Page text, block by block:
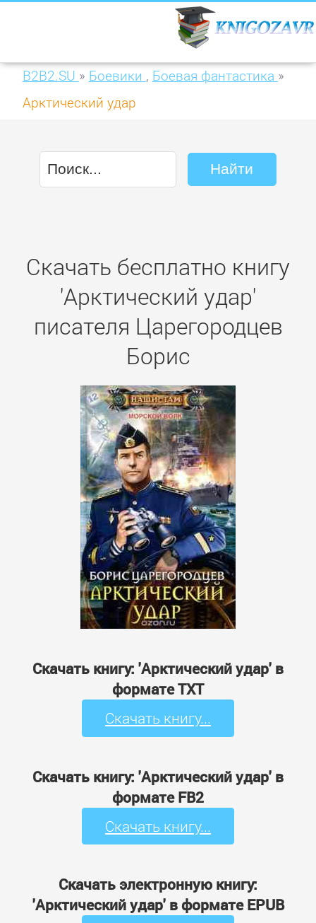
B2B2.SU » Боевики , Боевая фантастика »
Арктический удар
Скачать бесплатно книгу
'Арктический удар'
писателя Царегородцев
Борис
Скачать книгу: 'Арктический удар' в
формате TXT
Скачать книгу...
Скачать книгу: 'Арктический удар' в
формате FB2
Скачать книгу...
Скачать электронную книгу:
'Арктический удар' в формате EPUB